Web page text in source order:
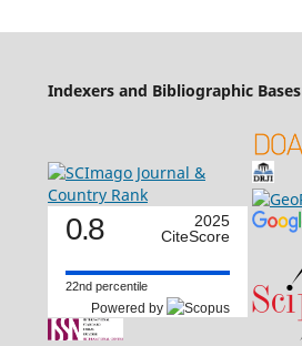
Indexers and Bibliographic Bases
0.8
2025
CiteScore
22nd percentile
Powered by